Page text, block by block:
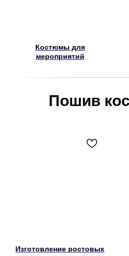
Костюмы для
мероприятий
Пошив
Изготовление ростовых